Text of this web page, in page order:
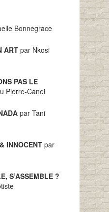
Bonnegrace
ARTpar Nkosi
PAS LE
Pierre-Canel
par Tani
INNOCENTpar
S’ASSEMBLE ?